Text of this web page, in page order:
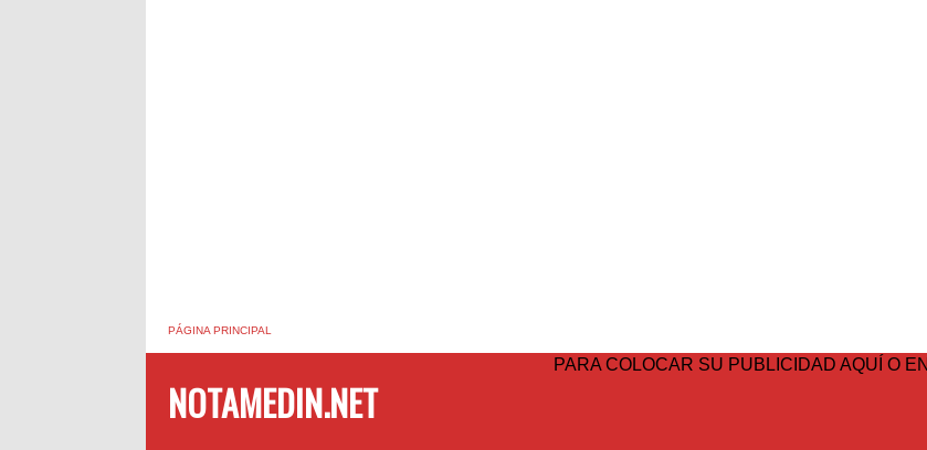
PÁGINA PRINCIPAL
NOTAMEDIN.NET
PARA COLOCAR SU PUBLICIDAD AQUÍ O